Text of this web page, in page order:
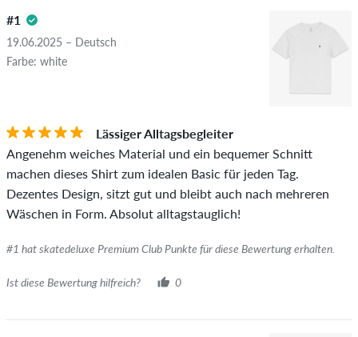
#1
19.06.2025 – Deutsch
Farbe: white
Lässiger Alltagsbegleiter
Angenehm weiches Material und ein bequemer Schnitt
machen dieses Shirt zum idealen Basic für jeden Tag.
Dezentes Design, sitzt gut und bleibt auch nach mehreren
Wäschen in Form. Absolut alltagstauglich!
#1 hat skatedeluxe Premium Club Punkte für diese Bewertung erhalten.
Ist diese Bewertung hilfreich? 0